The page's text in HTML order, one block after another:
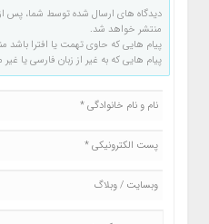
دیدگاه های ارسال شده توسط شما، پس
منتشر خواهد شد.
پیام هایی که حاوی تهمت یا افترا باشد
پیام هایی که به غیر از زبان فارسی یا